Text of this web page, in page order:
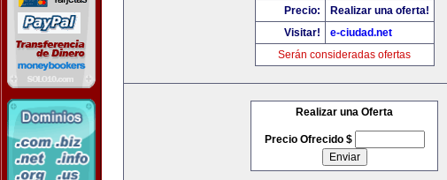
Precio:
Realizar una oferta!
Visitar!
e-ciudad.net
Serán consideradas ofertas
Realizar una Oferta
Precio Ofrecido $